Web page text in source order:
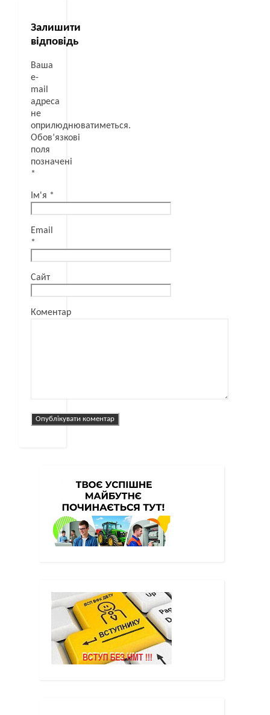
Залишити
відповідь
Ваша
e-
mail
адреса
не
оприлюднюватиметься.
Обов’язкові
поля
позначені
*
Ім'я *
Email
*
Сайт
Коментар